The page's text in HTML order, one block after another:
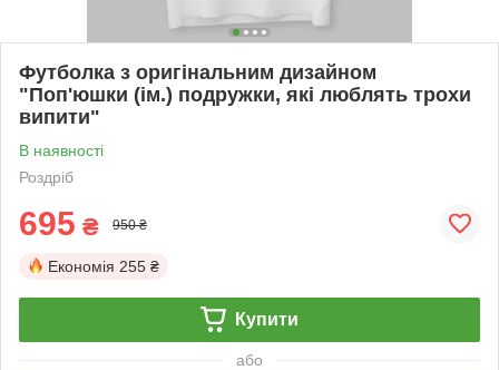
Футболка з оригінальним дизайном
"Поп'юшки (ім.) подружки, які люблять трохи
випити"
В наявності
Роздріб
695 ₴ 950 ₴
Економія 255 ₴
Купити
або